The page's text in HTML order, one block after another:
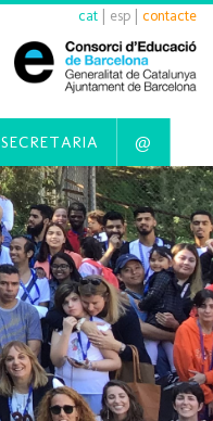
cat esp contacte
SECRETARIA @